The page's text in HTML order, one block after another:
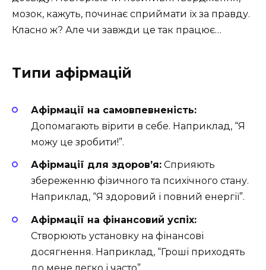
мозок, кажуть, починає сприймати їх за правду.
Класно ж? Але чи завжди це так працює…
Типи афірмацій
Афірмації на самовпевненість:
Допомагають вірити в себе. Наприклад, “Я
можу це зробити!”.
Афірмації для здоров’я: Сприяють
збереженню фізичного та психічного стану.
Наприклад, “Я здоровий і повний енергії”.
Афірмації на фінансовий успіх:
Створюють установку на фінансові
досягнення. Наприклад, “Гроші приходять
до мене легко і часто”.